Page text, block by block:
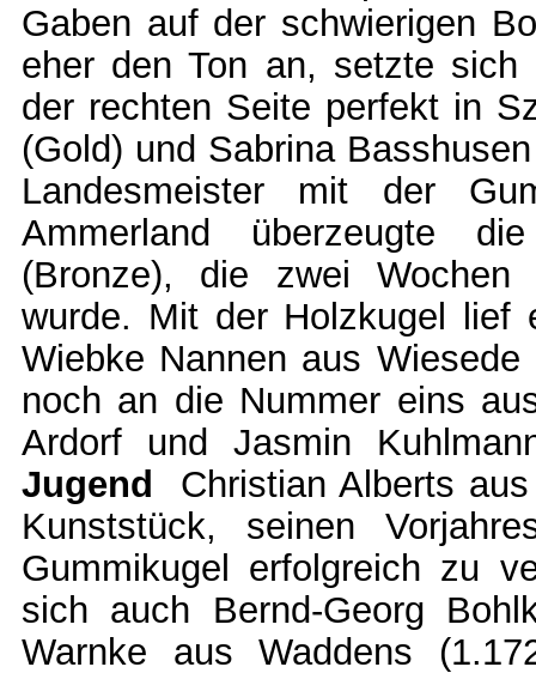
Gaben auf der schwierigen
eher den Ton an, setzte sich
der rechten Seite perfekt in
(Gold) und Sabrina
Landesmeister mit der
Ammerland überzeugte
(Bronze), die zwei Wochen
wurde. Mit der Holzkugel lief
Wiebke Nannen aus
noch an die Nummer eins
Ardorf und Jasmin
Jugend Christian Alberts
Kunststück, seinen
Gummikugel erfolgreich zu
sich auch Bernd-Georg
Warnke aus Waddens